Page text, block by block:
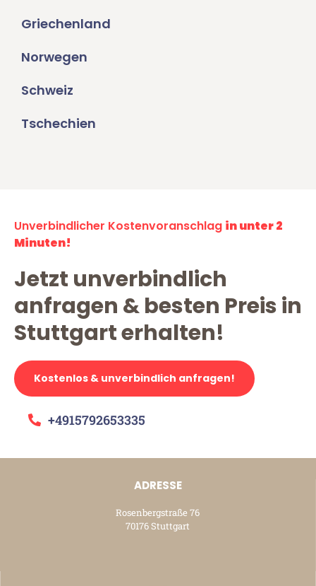
Griechenland
Norwegen
Schweiz
Tschechien
Unverbindlicher Kostenvoranschlag in unter 2
Minuten!
Jetzt unverbindlich
anfragen & besten Preis in
Stuttgart erhalten!
Kostenlos & unverbindlich anfragen!
+4915792653335
ADRESSE
Rosenbergstraße 76
70176 Stuttgart